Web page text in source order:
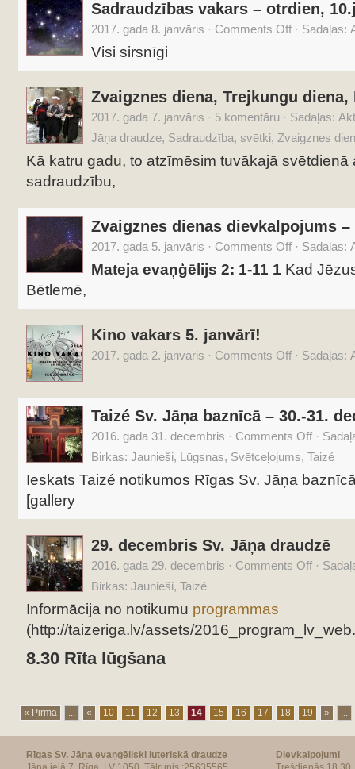
Sadraudzības vakars – otrdien,
2017. gada 8. janvāris · Comments Off · Sadaļas:
Visi sirsnīgi
Zvaigznes diena, Trejkungu
2017. gada 7. janvāris · 5 komentāru · Sadaļas:
Jāņa draudze, Sadraudzība, svētki, Zvaigznes
Kā katru gadu, to atzīmēsim tuvākajā svētdienā
sadraudzību,
Zvaigznes dienas dievkalpojums
2017. gada 5. janvāris · Comments Off · Sadaļas:
Mateja evaņģēlijs 2: 1-11 1 Kad
Bētlemē,
Kino vakars 5. janvārī!
2017. gada 2. janvāris · Comments Off · Sadaļas:
Taizé Sv. Jāņa baznīcā – 30.-31.
2016. gada 31. decembris · Comments Off ·
Birkas: Jaunieši, Lūgsnas, Svētceļojums, Taizé
Ieskats Taizé notikumos Rīgas Sv. Jāņa
[gallery
29. decembris Sv. Jāņa draudzē
2016. gada 29. decembris · Comments Off ·
Birkas: Jaunieši, Taizé
Informācija no notikumu programmas
(http://taizeriga.lv/assets/
8.30 Rīta lūgšana
« Pirmā ... « 10 11 12 13 14 15 16 17 18 19 » ...
Rīgas Sv. Jāņa evaņģēliski luteriskā draudze
Dievkalpojumi